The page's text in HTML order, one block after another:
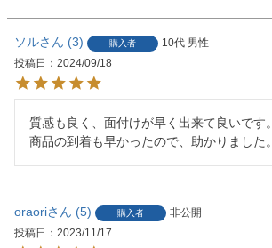
ソル 3 購入者 10代 男性
投稿日
2024/09/18
質感も良く、面付けが早く出来て良いです。
商品の到着も早かったので、助かりました。
oraori 5 購入者
非公開
投稿日
2023/11/17